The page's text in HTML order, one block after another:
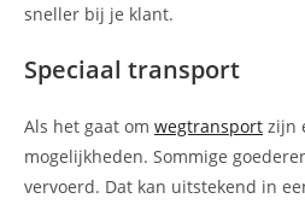
sneller bij je klant.
Speciaal transport
Als het gaat om wegtransport zijn
mogelijkheden. Sommige
vervoerd. Dat kan uitstekend in